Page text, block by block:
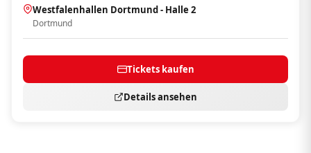
Westfalenhallen Dortmund - Halle 2
Dortmund
Tickets kaufen
Details ansehen